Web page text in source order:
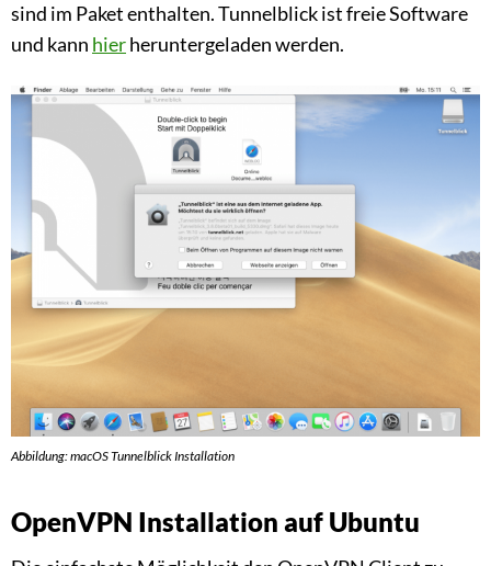
sind im Paket enthalten. Tunnelblick ist freie Software
und kann hierheruntergeladen werden.
Abbildung: macOS Tunnelblick Installation
OpenVPN Installation auf Ubuntu